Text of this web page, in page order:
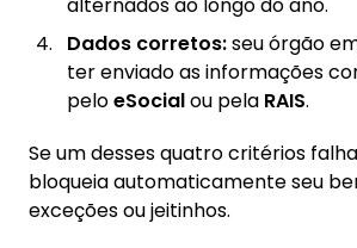
Dados corretos:seu órgão
ter enviado as informações
peloeSocialou pela RAIS.
Se um desses quatro critérios
bloqueia automaticamente seu
exceções ou jeitinhos.